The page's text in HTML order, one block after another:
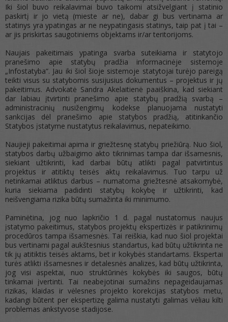
Iki šiol buvo reikalavimai buvo taikomi atsižvelgiant į statinio
paskirtį ir jo vietą (mieste ar ne), dabar gi bus vertinama ar
statinys yra ypatingas ar ne neypatingasis statinys, taip pat į tai –
ar jis priskirtas saugotiniems objektams ir/ar teritorijoms.
Naujais pakeitimais ypatinga svarba suteikiama ir statytojo
pranešimo apie statybų pradžia informacinėje sistemoje
„Infostatyba“. Jau iki šiol šioje sistemoje statytojai turėjo pareigą
teikti visus su statybomis susijusius dokumentus – projektus ir jų
pakeitimus. Advokatė Sandra Akelaitienė paaiškina, kad siekiant
dar labiau įtvirtinti pranešimo apie statybų pradžią svarbą –
administracinių nusižengimų kodekse planuojama nustatyti
sankcijas dėl pranešimo apie statybos pradžią, atitinkančio
Statybos įstatyme nustatytus reikalavimus, nepateikimo.
Naujieji pakeitimai apima ir griežtesnę statybų priežiūrą. Nuo šiol,
statybos darbų užbaigimo akto tikrinimas tampa dar išsamesnis,
siekiant užtikrinti, kad darbai būtų atlikti pagal patvirtintus
projektus ir atitiktų teisės aktų reikalavimus. Tuo tarpu už
netinkamai atliktus darbus – numatoma griežtesnė atsakomybė,
kuria siekiama padidinti statybų kokybę ir užtikrinti, kad
neišvengiama rizika būtų sumažinta iki minimumo.
Paminėtina, jog nuo lapkričio 1 d. pagal nustatomus naujus
įstatymo pakeitimus, statybos projektų ekspertizės ir patikrinimų
procedūros tampa išsamesnės. Tai reiškia, kad nuo šiol projektai
bus vertinami pagal aukštesnius standartus, kad būtų užtikrinta ne
tik jų atitiktis teisės aktams, bet ir kokybės standartams. Ekspertai
turės atlikti išsamesnes ir detalesnės analizes, kad būtų užtikrinta,
jog visi aspektai, nuo struktūrinės kokybės iki saugos, būtų
tinkamai įvertinti. Tai neabejotinai sumažins nepageidaujamas
rizikas, klaidas ir vėlesnes projekto korekcijas statybos metu,
kadangi būtent per ekspertizę galima nustatyti galimas vėliau kilti
problemas ankstyvose stadijose.